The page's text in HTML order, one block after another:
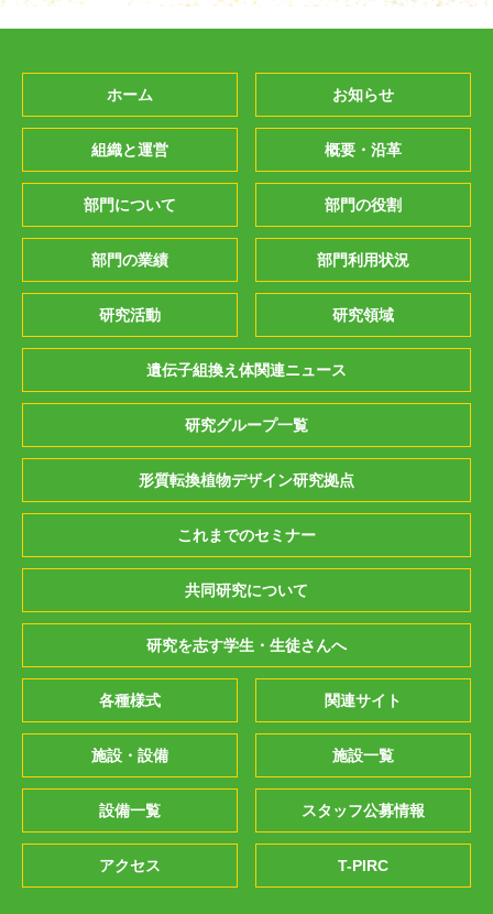
ホーム お知らせ
組織と運営 概要・沿革
部門について 部門の役割
部門の業績 部門利用状況
研究活動 研究領域
遺伝子組換え体関連ニュース
研究グループ一覧
形質転換植物デザイン研究拠点
これまでのセミナー
共同研究について
研究を志す学生・生徒さんへ
各種様式 関連サイト
施設・設備 施設一覧
設備一覧 スタッフ公募情報
アクセス T-PIRC